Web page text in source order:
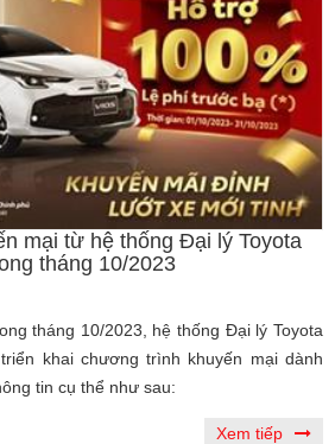
mại từ hệ thống Đại lý Toyota
tháng 10/2023
tháng 10/2023, hệ thống Đại lý Toyota
khai chương trình khuyến mại dành
tin cụ thể như sau:
Xem tiếp